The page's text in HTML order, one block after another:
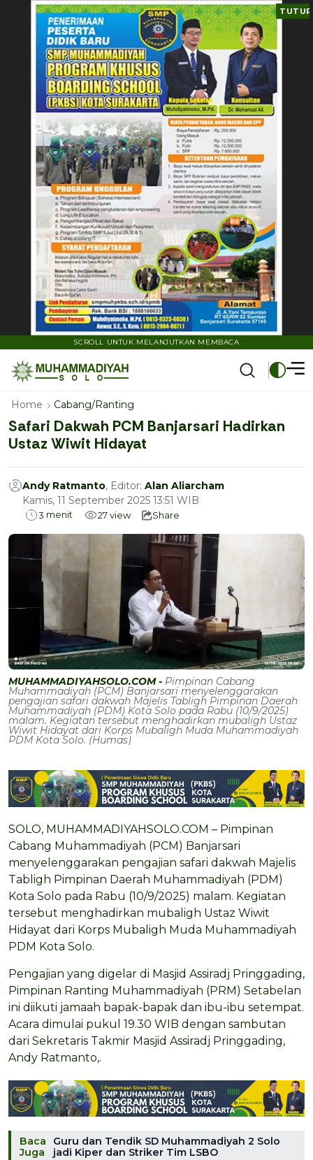
TUTUP
SCROLL UNTUK MELANJUTKAN MEMBACA
Home Cabang/Ranting
Safari Dakwah PCM Banjarsari Hadirkan
Ustaz Wiwit Hidayat
Andy Ratmanto, Editor: Alan Aliarcham
Kamis, 11 September 2025 13:51 WIB
3 menit 27view Share
MUHAMMADIYAHSOLO.COM - Pimpinan Cabang
Muhammadiyah (PCM) Banjarsari menyelenggarakan
pengajian safari dakwah Majelis Tabligh Pimpinan Daerah
Muhammadiyah (PDM) Kota Solo pada Rabu (10/9/2025)
malam. Kegiatan tersebut menghadirkan mubaligh Ustaz
Wiwit Hidayat dari Korps Mubaligh Muda Muhammadiyah
PDM Kota Solo. (Humas)
SOLO, MUHAMMADIYAHSOLO.COM – Pimpinan
Cabang Muhammadiyah (PCM) Banjarsari
menyelenggarakan pengajian safari dakwah Majelis
Tabligh Pimpinan Daerah Muhammadiyah (PDM)
Kota Solo pada Rabu (10/9/2025) malam. Kegiatan
tersebut menghadirkan mubaligh Ustaz Wiwit
Hidayat dari Korps Mubaligh Muda Muhammadiyah
PDM Kota Solo.
Pengajian yang digelar di Masjid Assiradj Pringgading,
Pimpinan Ranting Muhammadiyah (PRM) Setabelan
ini diikuti jamaah bapak-bapak dan ibu-ibu setempat.
Acara dimulai pukul 19.30 WIB dengan sambutan
dari Sekretaris Takmir Masjid Assiradj Pringgading,
Andy Ratmanto,.
Baca
Juga
Guru dan Tendik SD Muhammadiyah 2 Solo
jadi Kiper dan Striker Tim LSBO